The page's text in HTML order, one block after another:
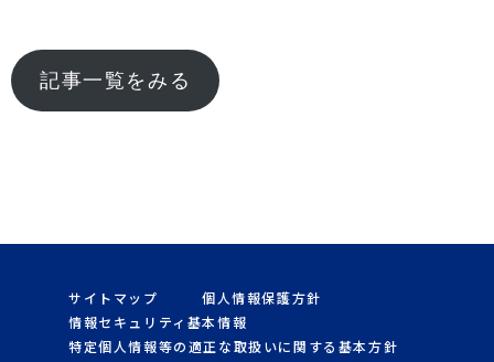
記事一覧をみる
サイトマップ
個人情報保護方針
情報セキュリティ基本情報
特定個人情報等の適正な取扱いに関する基本方針